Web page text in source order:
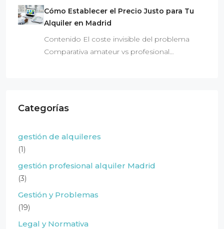
Cómo Establecer el Precio Justo para Tu
Alquiler en Madrid
Contenido El coste invisible del problema
Comparativa amateur vs profesional…
Categorías
gestión de alquileres
(1)
gestión profesional alquiler Madrid
(3)
Gestión y Problemas
(19)
Legal y Normativa